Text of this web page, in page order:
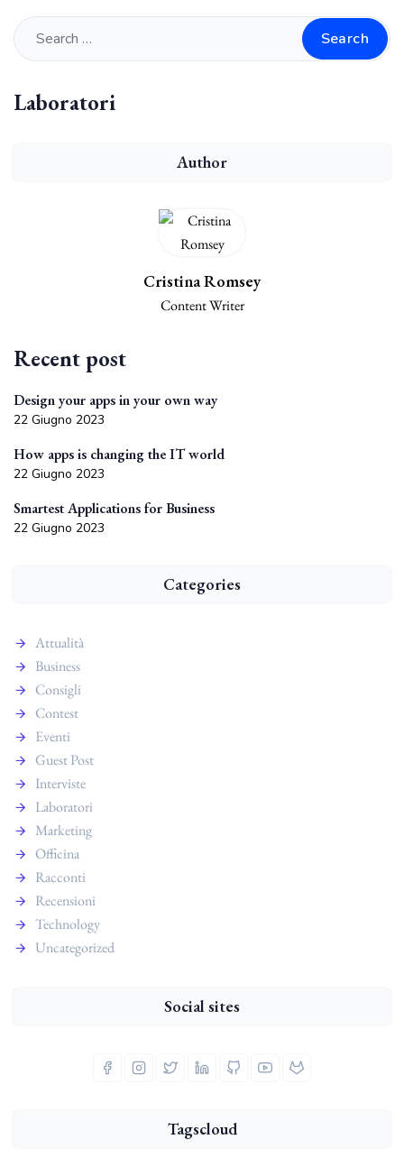
Search
Laboratori
Author
Cristina Romsey
Content Writer
Recent post
Design your apps in your own way
22 Giugno 2023
How apps is changing the IT world
22 Giugno 2023
Smartest Applications for Business
22 Giugno 2023
Categories
Attualità
Business
Consigli
Contest
Eventi
Guest Post
Interviste
Laboratori
Marketing
Officina
Racconti
Recensioni
Technology
Uncategorized
Social sites
Tagscloud